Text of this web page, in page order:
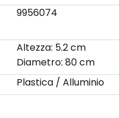
9956074
Altezza: 5.2 cm
Diametro: 80 cm
Plastica / Alluminio